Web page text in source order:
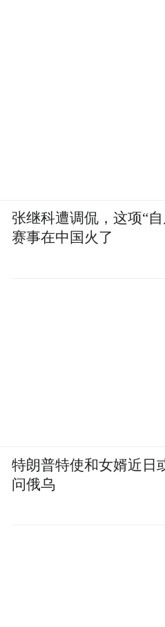
张继科遭调侃，这项“自
赛事在中国火了
特朗普特使和女婿近日
问俄乌